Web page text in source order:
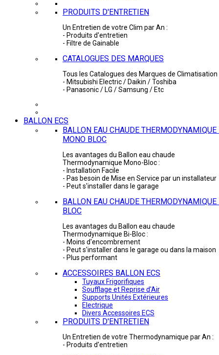
PRODUITS D'ENTRETIEN
Un Entretien de votre Clim par An :
- Produits d'entretien
- Filtre de Gainable
CATALOGUES DES MARQUES
Tous les Catalogues des Marques de Climatisation
- Mitsubishi Electric / Daikin / Toshiba
- Panasonic / LG / Samsung / Etc
BALLON ECS
BALLON EAU CHAUDE THERMODYNAMIQUE
MONO BLOC
Les avantages du Ballon eau chaude
Thermodynamique Mono-Bloc :
- Installation Facile
- Pas besoin de Mise en Service par un installateur
- Peut s'installer dans le garage
BALLON EAU CHAUDE
BLOC
Les avantages du Ballon eau chaude
Thermodynamique Bi-Bloc :
- Moins d'encombrement
- Peut s'installer dans le garage ou dans la maison
- Plus performant
ACCESSOIRES BALLON ECS
Tuyaux Frigorifiques
Soufflage et Reprise d'Air
Supports Unités Extérieures
Electrique
Divers Accessoires ECS
PRODUITS D'ENTRETIEN
Un Entretien de votre Thermodynamique par An :
- Produits d'entretien